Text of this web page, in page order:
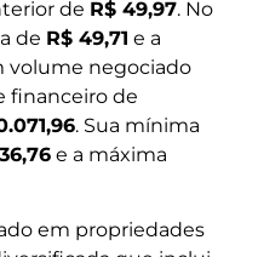
de R$ 49,97. No
de R$ 49,71 e a
volume negociado
financeiro de
. Sua mínima
e a máxima
em propriedades